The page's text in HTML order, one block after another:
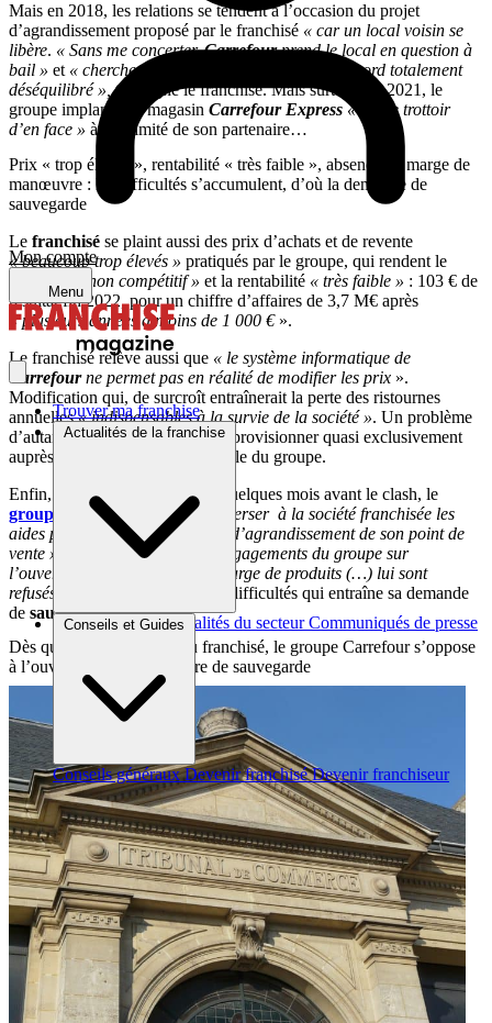
Mon compte
Menu
Trouver ma franchise
Actualités de la franchise
Brèves et actus Actualités du secteur Communiqués de presse
Conseils et Guides
Conseils généraux Devenir franchisé Devenir franchiseur
Mais en 2018, les relations se tendent à l’occasion du projet
d’agrandissement proposé par le franchisé « car un local voisin se
libère. « Sans me concerter,Carrefourprend le local en question à
bail » et « cherche à m’imposer un protocole d’accord totalement
déséquilibré », témoigne le franchisé. Mais surtout, en 2021, le
groupe implante un magasin Carrefour Express « sur le trottoir
d’en face » à proximité de son partenaire…
Prix « trop élevés », rentabilité « très faible », absence de marge de
manœuvre : les difficultés s’accumulent, d’où la demande de
sauvegarde
Le franchisé se plaint aussi des prix d’achats et de revente
« beaucoup trop élevés » pratiqués par le groupe, qui rendent le
« non compétitif » et la rentabilité « très faible » : 103 € de
résultat fin 2022, pour un chiffre d’affaires de 3,7 M€ après
«plusieurs années à moins de 1 000 € ».
Le franchisé relève aussi que « le système informatique de
Carrefourne permet pas en réalité de modifier les prix ».
Modification qui, de surcroît entraînerait la perte des ristournes
annuelles« indispensables à la survie de la société ». Un problème
d’autant plus aigu qu’il doit s’approvisionner quasi exclusivement
auprès de la centrale d’achat filiale du groupe.
Enfin, le
franchisé
relate que, quelques mois avant le clash, le
groupe Carrefour
refuse de verser à la société franchisée les
aides prévues suite aux travaux d’agrandissement de son point de
vente »
. Tandis que «tous les engagements du groupe sur
l’ouverture à une gamme plus large de produits (…) lui sont
refusés »
. Une accumulation de difficultés qui entraîne sa demande
de sauvegarde.
Dès qu’elle est accordée au franchisé, le groupe Carrefour s’oppose
à l’ouverture de la procédure de sauvegarde